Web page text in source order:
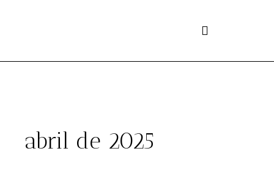
abril de 2025